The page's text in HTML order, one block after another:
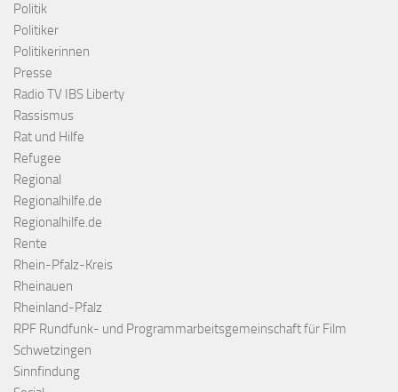
Politik
Politiker
Politikerinnen
Presse
Radio TV IBS Liberty
Rassismus
Rat und Hilfe
Refugee
Regional
Regionalhilfe.de
Regionalhilfe.de
Rente
Rhein-Pfalz-Kreis
Rheinauen
Rheinland-Pfalz
RPF Rundfunk- und Programmarbeitsgemeinschaft für Film
Schwetzingen
Sinnfindung